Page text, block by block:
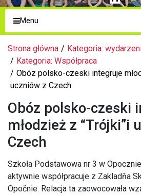
Menu
Strona główna
Kategoria:
Kategoria: Współpraca
Obóz polsko-czeski integruje
uczniów z Czech
Obóz polsko-czeski
młodzież z “Trójki”i
Czech
Szkoła Podstawowa nr 3 w
aktywnie współpracuje z Zakladňa
Opočnie. Relacja ta zaowocowała